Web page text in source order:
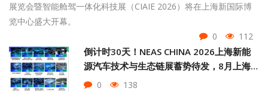
展览会暨智能舱驾一体化科技展（CIAIE 2026）将在上海新国际博
览中心盛大开幕。
0
112
倒计时30天！NEAS CHINA 2026上海新能
源汽车技术与生态链展蓄势待发，8月上海
见 0 138